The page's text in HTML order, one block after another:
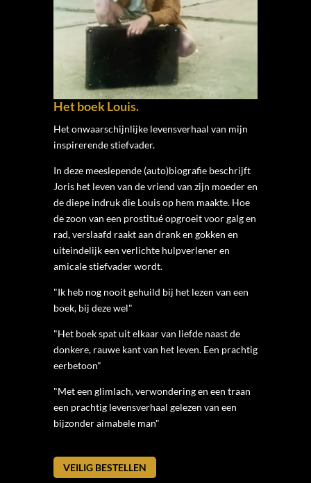
Het boek Louis.
Het onwaarschijnlijke levensverhaal van mijn
inspirerende stiefvader.
In deze meeslepende (auto)biografie beschrijft
Joris het leven van de vriend van zijn moeder en
de diepe indruk die Louis op hem maakte. Hoe
de zoon van een prostitué opgroeit voor galg en
rad, verslaafd raakt aan drank en gokken en
uiteindelijk een verlichte hulpverlener en
amicale stiefvader wordt.
"Ik heb nog nooit gehuild bij het lezen van een
boek, bij deze wel"
"Het boek spat uit elkaar van liefde naast de
donkere, rauwe kant van het leven. Een prachtig
eerbetoon"
"Met een glimlach, verwondering en een traan
een prachtig levensverhaal gelezen van een
bijzonder aimabele man"
VEILIG BESTELLEN